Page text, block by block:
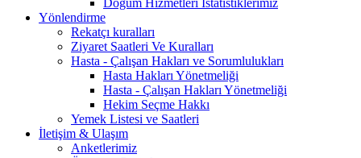
Yönlendirme
Rekatçı kuralları
Ziyaret Saatleri Ve Kuralları
Hasta - Çalışan Hakları ve Sorumlulukları
Hasta Hakları Yönetmeliği
Hasta - Çalışan Hakları Yönetmeliği
Hekim Seçme Hakkı
Yemek Listesi ve Saatleri
İletişim & Ulaşım
Anketlerimiz